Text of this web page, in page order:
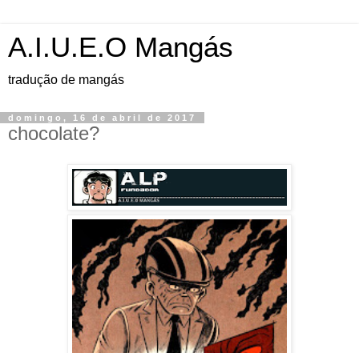
A.I.U.E.O Mangás
tradução de mangás
domingo, 16 de abril de 2017
chocolate?